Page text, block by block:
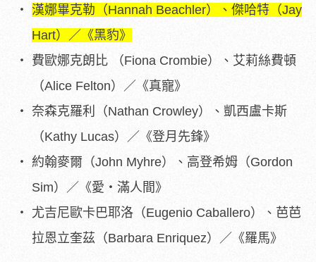
漢娜畢克勒（Hannah Beachler）、傑哈特（Jay
Hart）／《黑豹》
費歐娜克朗比 （Fiona Crombie）、艾莉絲費頓
（Alice Felton）／《真寵》
奈森克羅利（Nathan Crowley）、凱西盧卡斯
（Kathy Lucas）／《登月先鋒》
約翰麥爾（John Myhre）、高登希姆（Gordon
Sim）／《愛・滿人間》
尤吉尼歐卡巴耶洛（Eugenio Caballero）、芭芭
拉恩立奎茲（Barbara Enriquez）／《羅馬》